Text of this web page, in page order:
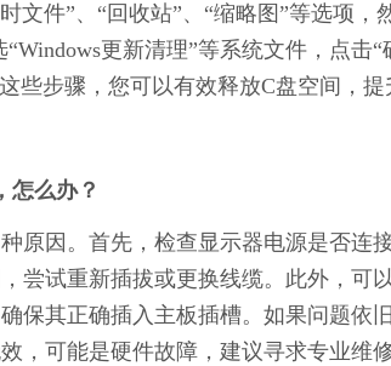
文件”、“回收站”、“缩略图”等选项，
更新清理”等系统文件，点击
些步骤，您可以有效释放C盘空间，提
怎么办？
原因。首先，检查显示器电源是否连
尝试重新插拔或更换线缆。此外，可
保其正确插入主板插槽。如果问题依
，可能是硬件故障，建议寻求专业维修